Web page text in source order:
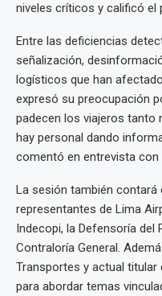
niveles críticos y calificó
Entre las deficiencias
señalización,
logísticos que han
expresó su preocupación
padecen los viajeros tanto
hay personal dando
comentó en entrevista con
La sesión también contará
representantes de Lima
Indecopi, la Defensoría del
Contraloría General.
Transportes y actual titular
para abordar temas